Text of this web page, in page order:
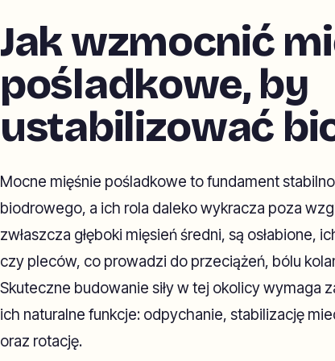
Jak wzmocnić
pośladkowe, by
ustabilizować
Mocne mięśnie pośladkowe to fundament
biodrowego, a ich rola daleko wykracza poza
zwłaszcza głęboki mięsień średni, są osłabione,
czy pleców, co prowadzi do przeciążeń, bólu
Skuteczne budowanie siły w tej okolicy wymaga
ich naturalne funkcje: odpychanie, stabilizację
oraz rotację.